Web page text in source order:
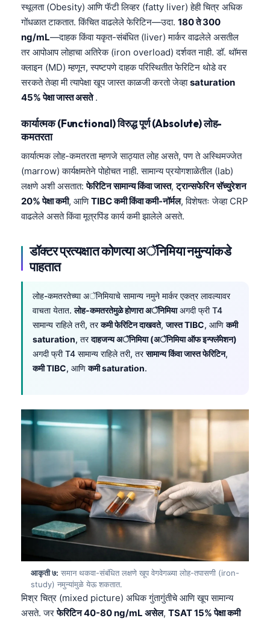
स्थूलता (Obesity) आणि फॅटी लिव्हर (fatty liver) हेही चित्र अधिक
गोंधळात टाकतात. किंचित वाढलेले फेरिटिन—उदा. 180 ते 300
ng/mL—दाहक किंवा यकृत-संबंधित (liver) मार्कर वाढलेले असतील
तर आपोआप लोहाचा अतिरेक (iron overload) दर्शवत नाही. डॉ. थॉमस
क्लाइन (MD) म्हणून, स्पष्टपणे दाहक परिस्थितीत फेरिटिन थोडे वर
सरकते तेव्हा मी त्यापेक्षा खूप जास्त काळजी करतो जेव्हाsaturation
45% पेक्षा जास्त असते.
कार्यात्मक (Functional) विरुद्ध पूर्ण (Absolute) लोह-
कमतरता
कार्यात्मक लोह-कमतरता म्हणजे साठ्यात लोह असते, पण ते अस्थिमज्जेत
(marrow) कार्यक्षमतेने पोहोचत नाही. सामान्य प्रयोगशाळेतील (lab)
लक्षणे अशी असतात:फेरिटिन सामान्य किंवा जास्त,ट्रान्सफेरिन सॅच्युरेशन
20% पेक्षा कमी, आणिTIBC कमी किंवा कमी-नॉर्मल, विशेषतः जेव्हा CRP
वाढलेले असते किंवा मूत्रपिंड कार्य कमी झालेले असते.
डॉक्टर प्रत्यक्षात कोणत्या अॅनिमिया नमुन्यांकडे
पाहतात
लोह-कमतरतेच्या अॅनिमियाचे सामान्य नमुने मार्कर एकत्र लावल्यावर
वाचता येतात.लोह-कमतरतेमुळे होणारा अॅनिमियाअगदी फ्री T4
सामान्य राहिले तरी, तरकमी फेरिटिन दाखवते,जास्त TIBC, आणिकमी
saturation, तरदाहजन्य अॅनिमिया (अॅनिमिया ऑफ इन्फ्लॅमेशन)
अगदी फ्री T4 सामान्य राहिले तरी, तरसामान्य किंवा जास्त फेरिटिन,
कमी TIBC, आणिकमी saturation.
आकृती ७: समान थकवा-संबंधित लक्षणे खूप वेगवेगळ्या लोह-तपासणी (iron-
study) नमुन्यांमुळे येऊ शकतात.
मिश्र चित्र (mixed picture) अधिक गुंतागुंतीचे आणि खूप सामान्य
असते. जरफेरिटिन 40-80 ng/mL असेल, TSAT 15% पेक्षा कमी
Lietuvių kalba
Polski
한국어
Magyar
Shqip
বাংলা
తెలుగు
ગુજરાતી
മലയാളം
Bahasa Melayu
Tiếng Việt
Tagalog
ไทย
ဗမာစာ
ភាសាខ្មែរ
አማርኛ
Українська
O‘zbekcha
Català
Қазақ тілі
Hrvatski
Slovenčina
كوردی‎
پښتو
سنڌي